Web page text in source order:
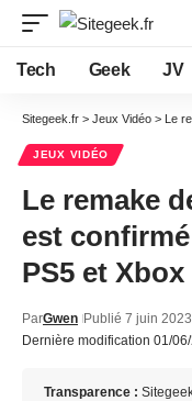
Tech Geek JV
Sitegeek.fr > Jeux Vidéo > Le
JEUX VIDÉO
Le remake
est
PS5 et
Dernière modification 01/
ParGwen Publié 7 juin 2023
Transparence :